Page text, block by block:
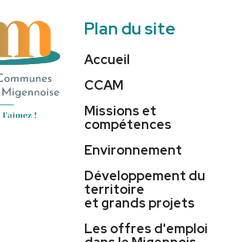
Plan du site
Accueil
CCAM
Missions et
compétences
Environnement
Développement du
territoire
et grands projets
Les offres d'emploi